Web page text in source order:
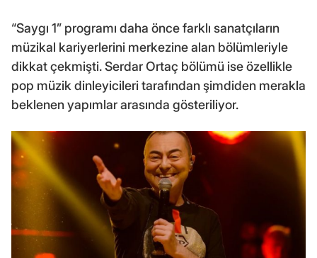
“Saygı 1” programı daha önce farklı sanatçıların
müzikal kariyerlerini merkezine alan bölümleriyle
dikkat çekmişti. Serdar Ortaç bölümü ise özellikle
pop müzik dinleyicileri tarafından şimdiden merakla
beklenen yapımlar arasında gösteriliyor.